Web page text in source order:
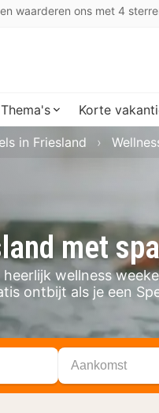
waarderen ons met 4
Thema's Korte
met spa
wellness
ontbijt als je een
in Friesland
Aankomst